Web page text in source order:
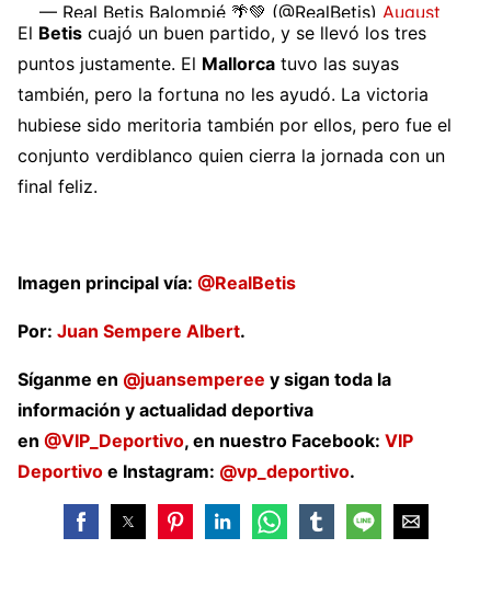
— Real Betis Balompié 🌴💚 (@RealBetis) August
20, 2022
El Betis cuajó un buen partido, y se llevó los tres
puntos justamente. El Mallorca tuvo las suyas
también, pero la fortuna no les ayudó. La victoria
hubiese sido meritoria también por ellos, pero fue el
conjunto verdiblanco quien cierra la jornada con un
final feliz.
Imagen principal vía: @RealBetis
Por: Juan Sempere Albert.
Síganme en @juansemperee y sigan toda la
información y actualidad deportiva
en @VIP_Deportivo, en nuestro Facebook: VIP
Deportivo e Instagram: @vp_deportivo.